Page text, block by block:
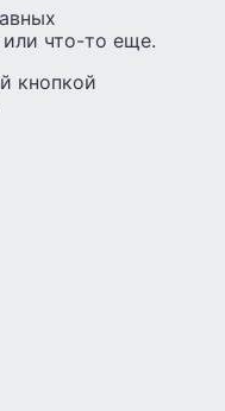
что-то еще.
кнопкой